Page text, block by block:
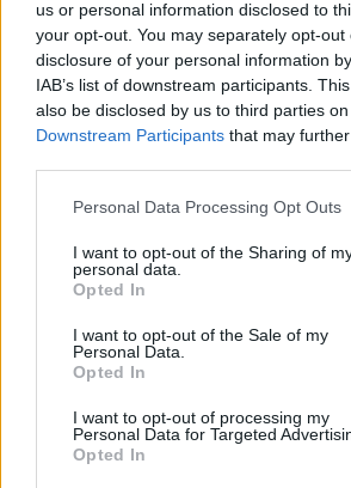
us or personal information disclosed to
your opt-out. You may separately opt-
disclosure of your personal information
IAB’s list of downstream participants.
also be disclosed by us to third parties
Downstream Participants that may
Personal Data Processing Opt Outs
I want to opt-out of the Sharing of
personal data.
Opted In
I want to opt-out of the Sale of my
Personal Data.
Opted In
I want to opt-out of processing my
Personal Data for Targeted
Opted In
mirata.
PLATFORM
Altri articoli che